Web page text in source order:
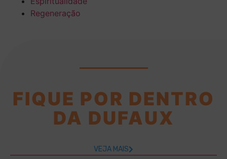
Regeneração
FIQUE POR DENTRO
DA DUFAUX
VEJA MAIS